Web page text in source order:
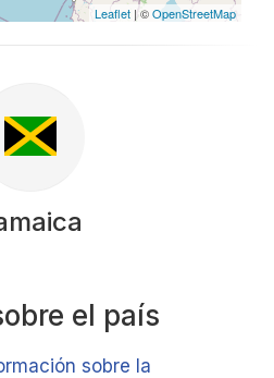
Leaflet | ©OpenStreetMap
el país
sobre la